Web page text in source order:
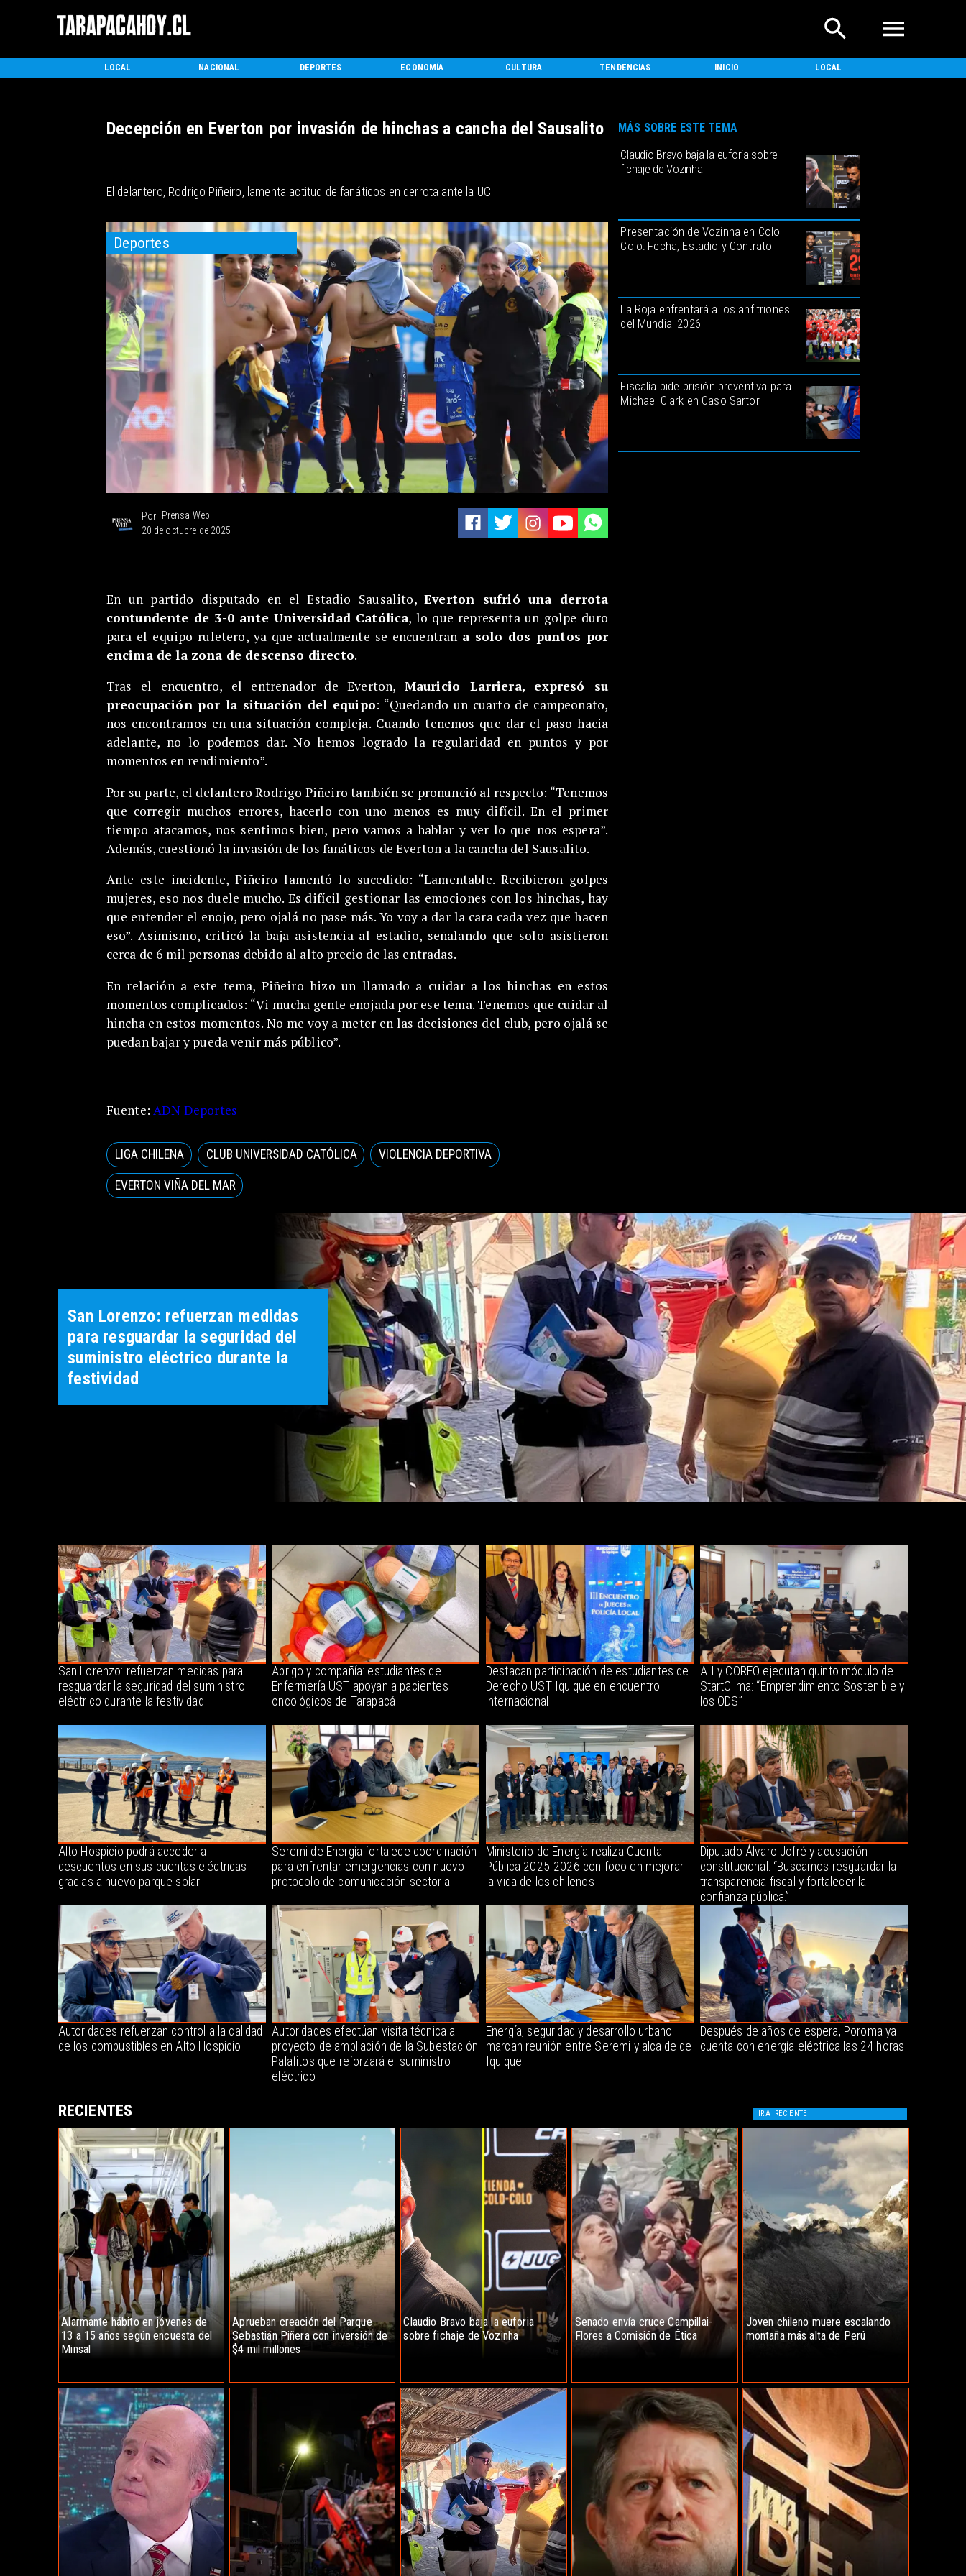
LOCAL NACIONAL DEPORTES ECONOMÍA CULTURA TENDENCIAS INICIO LOCAL
Deportes
Prensa Web
Por
20 de octubre de 2025
Claudio Bravo baja la euforia sobre
fichaje de Vozinha
Presentación de Vozinha en Colo
Colo: Fecha, Estadio y Contrato
La Roja enfrentará a los anfitriones
del Mundial 2026
Fiscalía pide prisión preventiva para
Michael Clark en Caso Sartor
MÁS SOBRE ESTE TEMA
Decepción en Everton por invasión de hinchas a cancha del Sausalito
El delantero, Rodrigo Piñeiro, lamenta actitud de fanáticos en derrota ante la UC.
En un partido disputado en el Estadio Sausalito,Everton sufrió una derrota
contundente de 3-0 ante Universidad Católica, lo que representa un golpe duro
para el equipo ruletero, ya que actualmente se encuentran a solo dos puntos por
encima de la zona de descenso directo.
Tras el encuentro, el entrenador de Everton, Mauricio Larriera, expresó su
preocupación por la situación del equipo: “Quedando un cuarto de campeonato,
nos encontramos en una situación compleja. Cuando tenemos que dar el paso hacia
adelante, no lo podemos dar. No hemos logrado la regularidad en puntos y por
momentos en rendimiento”.
Por su parte, el delantero Rodrigo Piñeiro también se pronunció al respecto: “Tenemos
que corregir muchos errores, hacerlo con uno menos es muy difícil. En el primer
tiempo atacamos, nos sentimos bien, pero vamos a hablar y ver lo que nos espera”.
Además, cuestionó la invasión de los fanáticos de Everton a la cancha del Sausalito.
Ante este incidente, Piñeiro lamentó lo sucedido: “Lamentable. Recibieron golpes
mujeres, eso nos duele mucho. Es difícil gestionar las emociones con los hinchas, hay
que entender el enojo, pero ojalá no pase más. Yo voy a dar la cara cada vez que hacen
eso”. Asimismo, criticó la baja asistencia al estadio, señalando que solo asistieron
cerca de 6 mil personas debido al alto precio de las entradas.
En relación a este tema, Piñeiro hizo un llamado a cuidar a los hinchas en estos
momentos complicados: “Vi mucha gente enojada por ese tema. Tenemos que cuidar al
hincha en estos momentos. No me voy a meter en las decisiones del club, pero ojalá se
puedan bajar y pueda venir más público”.
Fuente:ADN Deportes
LIGA CHILENA CLUB UNIVERSIDAD CATÓLICA VIOLENCIA DEPORTIVA
EVERTON VIÑA DEL MAR
San Lorenzo: refuerzan medidas
para resguardar la seguridad del
suministro eléctrico durante la
festividad
San Lorenzo: refuerzan medidas para
resguardar la seguridad del suministro
eléctrico durante la festividad
Abrigo y compañía: estudiantes de
Enfermería UST apoyan a pacientes
oncológicos de Tarapacá
Destacan participación de estudiantes de
Derecho UST Iquique en encuentro
internacional
AII y CORFO ejecutan quinto módulo de
StartClima: “Emprendimiento Sostenible y
los ODS”
Alto Hospicio podrá acceder a
descuentos en sus cuentas eléctricas
gracias a nuevo parque solar
Seremi de Energía fortalece coordinación
para enfrentar emergencias con nuevo
protocolo de comunicación sectorial
Ministerio de Energía realiza Cuenta
Pública 2025-2026 con foco en mejorar
la vida de los chilenos
Diputado Álvaro Jofré y acusación
constitucional: “Buscamos resguardar la
transparencia fiscal y fortalecer la
confianza pública.”
Autoridades refuerzan control a la calidad
de los combustibles en Alto Hospicio
Autoridades efectúan visita técnica a
proyecto de ampliación de la Subestación
Palafitos que reforzará el suministro
eléctrico
Energía, seguridad y desarrollo urbano
marcan reunión entre Seremi y alcalde de
Iquique
Después de años de espera, Poroma ya
cuenta con energía eléctrica las 24 horas
Alarmante hábito en jóvenes de
13 a 15 años según encuesta del
Minsal
Aprueban creación del Parque
Sebastián Piñera con inversión de
$4 mil millones
Claudio Bravo baja la euforia
sobre fichaje de Vozinha
Senado envía cruce Campillai-
Flores a Comisión de Ética
Joven chileno muere escalando
montaña más alta de Perú
RECIENTES IR A RECIENTE